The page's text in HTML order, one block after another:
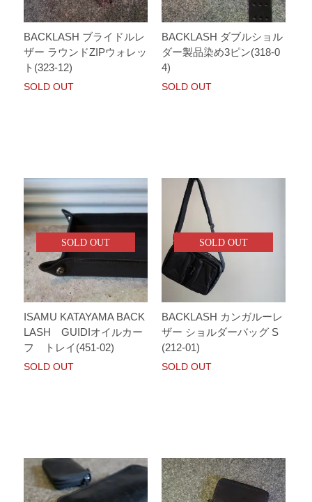
BACKLASH ブライドルレ
ザー ラウンドZIPウォレッ
ト(323-12)
SOLD OUT
BACKLASH ダブルショル
ダー製品染め3ピン(318-0
4)
SOLD OUT
SOLD OUT
ISAMU KATAYAMA BACK
LASH GUIDIオイルカー
フ トレイ(451-02)
SOLD OUT
SOLD OUT
BACKLASH カンガルーレ
ザー ショルダーバッグ S
(212-01)
SOLD OUT